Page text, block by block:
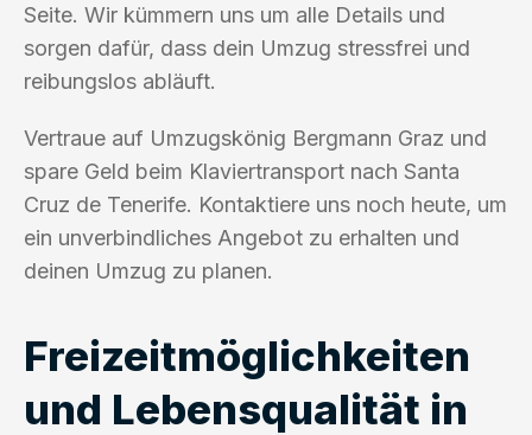
Seite. Wir kümmern uns um alle Details und
sorgen dafür, dass dein Umzug stressfrei und
reibungslos abläuft.
Vertraue auf Umzugskönig Bergmann Graz und
spare Geld beim Klaviertransport nach Santa
Cruz de Tenerife. Kontaktiere uns noch heute, um
ein unverbindliches Angebot zu erhalten und
deinen Umzug zu planen.
Freizeitmöglichkeiten
und Lebensqualität in